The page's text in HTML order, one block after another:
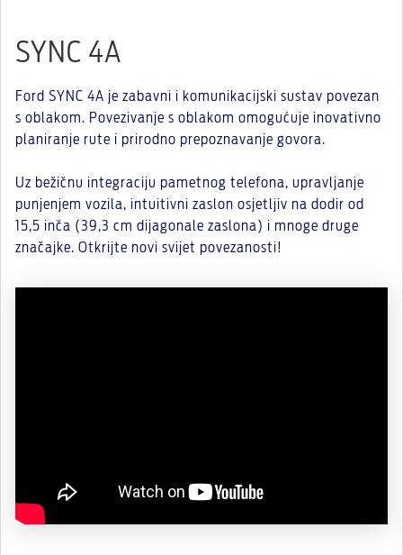
SYNC 4A
Ford SYNC 4A je zabavni i komunikacijski sustav povezan
s oblakom. Povezivanje s oblakom omogućuje inovativno
planiranje rute i prirodno prepoznavanje govora.
Uz bežičnu integraciju pametnog telefona, upravljanje
punjenjem vozila, intuitivni zaslon osjetljiv na dodir od
15,5 inča (39,3 cm dijagonale zaslona) i mnoge druge
značajke. Otkrijte novi svijet povezanosti!